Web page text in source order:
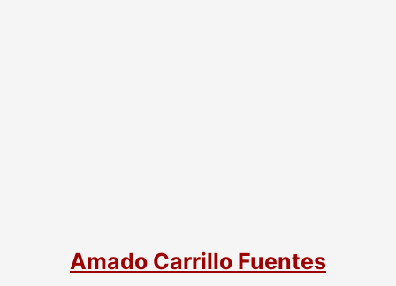
Amado Carrillo Fuentes